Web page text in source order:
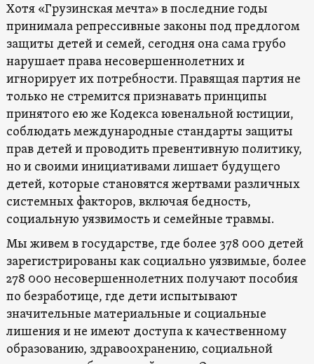
Хотя «Грузинская мечта» в последние годы
принимала репрессивные законы под предлогом
защиты детей и семей, сегодня она сама грубо
нарушает права несовершеннолетних и
игнорирует их потребности. Правящая партия не
только не стремится признавать принципы
принятого ею же Кодекса ювенальной юстиции,
соблюдать международные стандарты защиты
прав детей и проводить превентивную политику,
но и своими инициативами лишает будущего
детей, которые становятся жертвами различных
системных факторов, включая бедность,
социальную уязвимость и семейные травмы.
Мы живем в государстве, где более 378 000 детей
зарегистрированы как социально уязвимые, более
278 000 несовершеннолетних получают пособия
по безработице, где дети испытывают
значительные материальные и социальные
лишения и не имеют доступа к качественному
образованию, здравоохранению, социальной